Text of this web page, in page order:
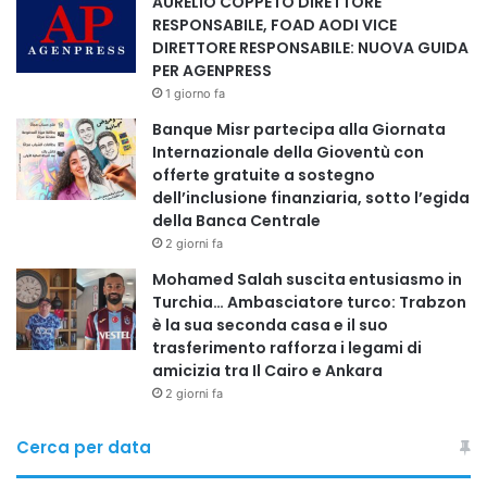
sono conservate nelle più prestigiose biblioteche, dalla
Veneranda Biblioteca Ambrosiana di Milano fino alla
Harvard Library. La Dott.ssa Varisco è anche componente
del Movimento Uniti per Unire.
La Dott.ssa Varisco ha ricordato l’importanza della
collaborazione tra professionisti, della prevenzione e della
diagnosi precoce, sottolineando il ruolo centrale dello
psicologo come primo approccio:
«Ansia e depressione sono ormai patologie del secolo. Lo
psicologo può essere il primo riferimento, indirizzando i
pazienti verso gli specialisti più adeguati e contribuendo a
un percorso integrato di cura».
Tra le sue iniziative, la Dott.ssa Varisco ha fondato
“Giardinieri dell’Anima”, attività di servizio volta alla
conferenze e momenti di dialogo con i cittadini. Il progetto
RESPONSABILE, FOAD AODI VICE
DIRETTORE RESPONSABILE: NUOVA GUIDA
PER AGENPRESS
1 giorno fa
Banque Misr partecipa alla Giornata
Internazionale della Gioventù con
offerte gratuite a sostegno
dell’inclusione finanziaria, sotto l’egida
della Banca Centrale
2 giorni fa
Mohamed Salah suscita entusiasmo in
Turchia… Ambasciatore turco: Trabzon
è la sua seconda casa e il suo
trasferimento rafforza i legami di
amicizia tra Il Cairo e Ankara
2 giorni fa
Cerca per data